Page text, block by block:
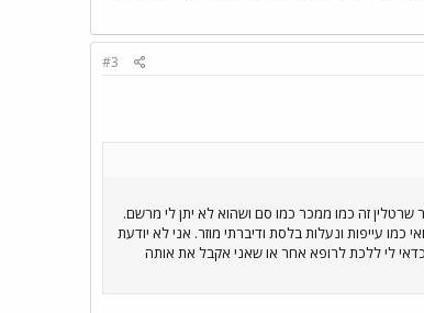
#3
זה כמו ממכר כמו סם ושהוא לא יתן לי מרשם.
עייפות ונעלות בלסת ודיברתי מוזר. אני לא יודעת
לי ללכת לרופא אחר או שאני אקבל את אותה